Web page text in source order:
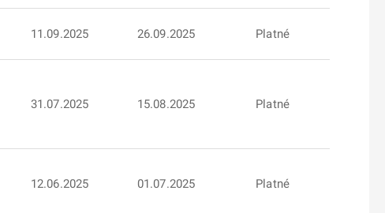
11.09.2025 26.09.2025 Platné
31.07.2025 15.08.2025 Platné
12.06.2025 01.07.2025 Platné